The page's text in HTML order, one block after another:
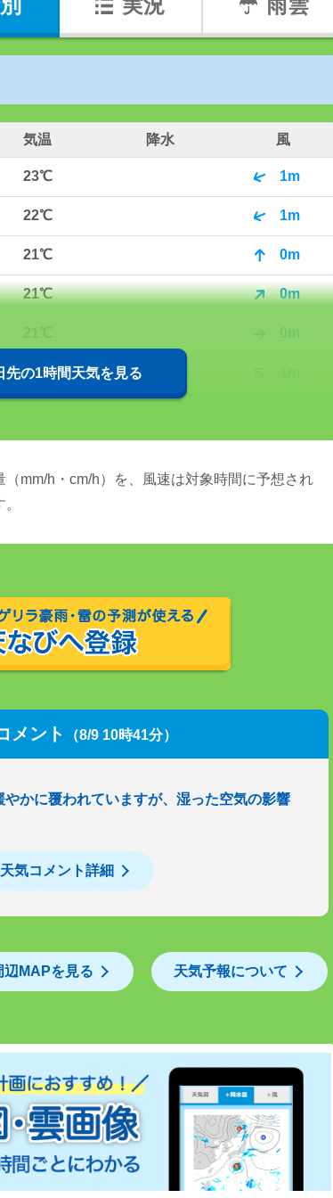
実況 雨雲
気温 降水 風
23℃ 1m
22℃ 1m
21℃ 0m
21℃ 0m
0m
20℃
先の1時間天気を見る
mm/h・cm/h）を、風速は対象時間に予想され
メント （8/9 10時41分）
かに覆われていますが、湿った空気の影響
気コメント詳細
辺MAPを見る 天気予報について